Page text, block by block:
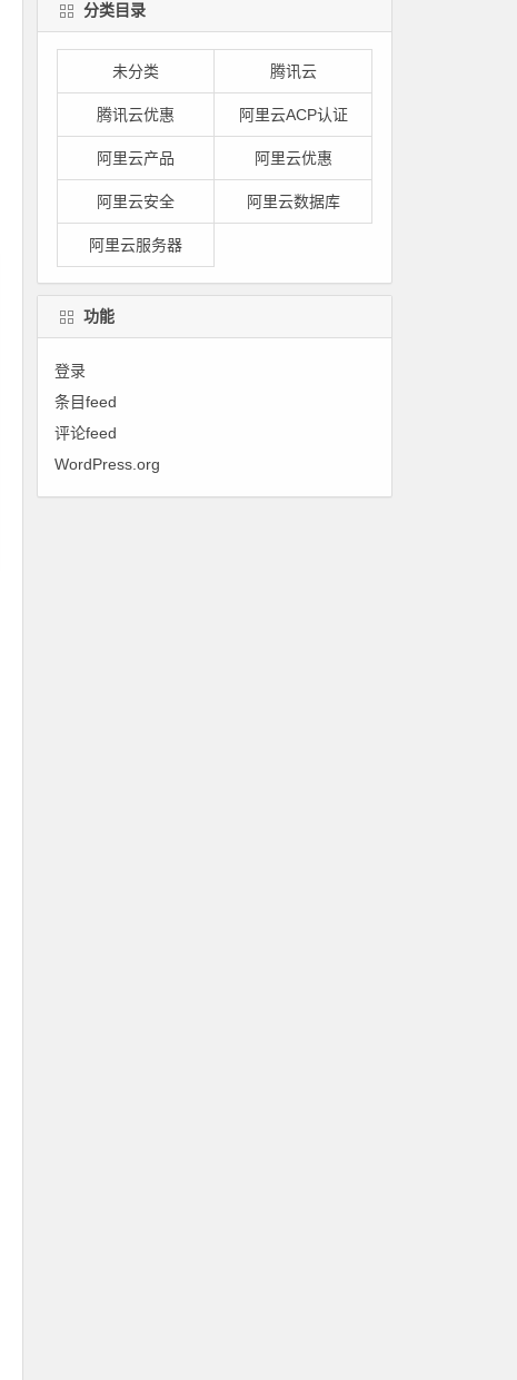
分类目录
未分类 腾讯云
腾讯云优惠 阿里云ACP认证
阿里云产品 阿里云优惠
阿里云安全 阿里云数据库
阿里云服务器
功能
登录
条目feed
评论feed
WordPress.org